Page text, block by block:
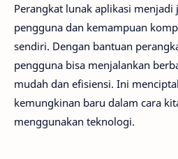
Perangkat lunak aplikasi menjadi
pengguna dan kemampuan
sendiri. Dengan bantuan
pengguna bisa menjalankan
mudah dan efisiensi. Ini
kemungkinan baru dalam cara
menggunakan teknologi.